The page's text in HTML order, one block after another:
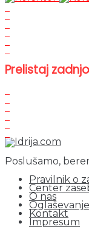
Prelistaj
Poslušamo,
Pravilnik o
Center
O nas
Oglaševanje
Kontakt
Impresum